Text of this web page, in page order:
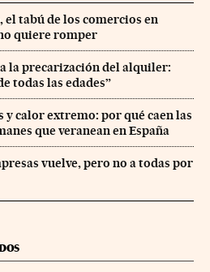
tabú de los comercios en
quiere romper
la precarización del alquiler:
todas las edades”
y calor extremo: por qué caen las
que veranean en España
vuelve, pero no a todas por